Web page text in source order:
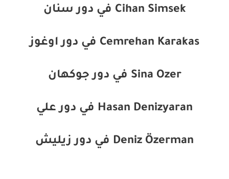
Cihan Simsek في دور سنان
Cemrehan Karakas في دور اوغوز
Sina Ozer في دور جوكهان
Hasan Denizyaran في دور علي
Deniz Özerman في دور زيليش